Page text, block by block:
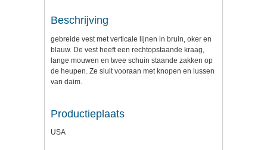
Beschrijving
gebreide vest met verticale lijnen in bruin, oker en
blauw. De vest heeft een rechtopstaande kraag,
lange mouwen en twee schuin staande zakken op
de heupen. Ze sluit vooraan met knopen en lussen
van daim.
Productieplaats
USA